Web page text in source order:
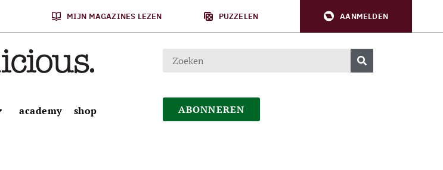
MIJN MAGAZINES LEZEN PUZZELEN AANMELDEN
academy shop ABONNEREN